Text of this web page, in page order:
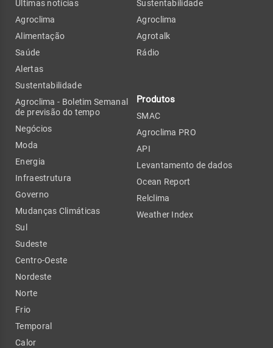
Últimas notícias
Agroclima
Alimentação
Saúde
Alertas
Sustentabilidade
Agroclima - Boletim Semanal
de previsão do tempo
Negócios
Moda
Energia
Infraestrutura
Governo
Mudanças Climáticas
Sul
Sudeste
Centro-Oeste
Nordeste
Norte
Frio
Temporal
Calor
Sustentabilidade
Agroclima
Agrotalk
Rádio
Produtos
SMAC
Agroclima PRO
API
Levantamento de dados
Ocean Report
Relclima
Weather Index